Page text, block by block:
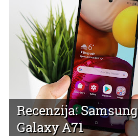
Recenzija: Samsung
Galaxy A71